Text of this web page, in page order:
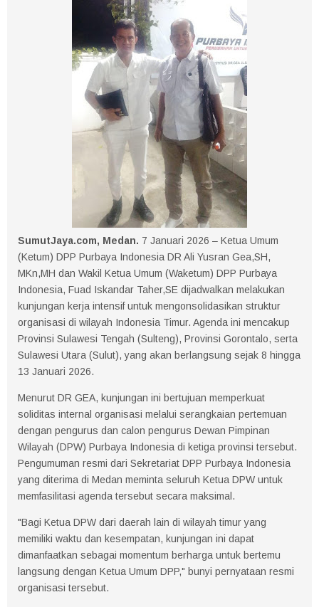
SumutJaya.com, Medan. 7 Januari 2026 – Ketua Umum
(Ketum) DPP Purbaya Indonesia DR Ali Yusran Gea,SH,
MKn,MH dan Wakil Ketua Umum (Waketum) DPP Purbaya
Indonesia, Fuad Iskandar Taher,SE dijadwalkan melakukan
kunjungan kerja intensif untuk mengonsolidasikan struktur
organisasi di wilayah Indonesia Timur. Agenda ini mencakup
Provinsi Sulawesi Tengah (Sulteng), Provinsi Gorontalo, serta
Sulawesi Utara (Sulut), yang akan berlangsung sejak 8 hingga
13 Januari 2026.
Menurut DR GEA, kunjungan ini bertujuan memperkuat
soliditas internal organisasi melalui serangkaian pertemuan
dengan pengurus dan calon pengurus Dewan Pimpinan
Wilayah (DPW) Purbaya Indonesia di ketiga provinsi tersebut.
Pengumuman resmi dari Sekretariat DPP Purbaya Indonesia
yang diterima di Medan meminta seluruh Ketua DPW untuk
memfasilitasi agenda tersebut secara maksimal.
"Bagi Ketua DPW dari daerah lain di wilayah timur yang
memiliki waktu dan kesempatan, kunjungan ini dapat
dimanfaatkan sebagai momentum berharga untuk bertemu
langsung dengan Ketua Umum DPP," bunyi pernyataan resmi
organisasi tersebut.